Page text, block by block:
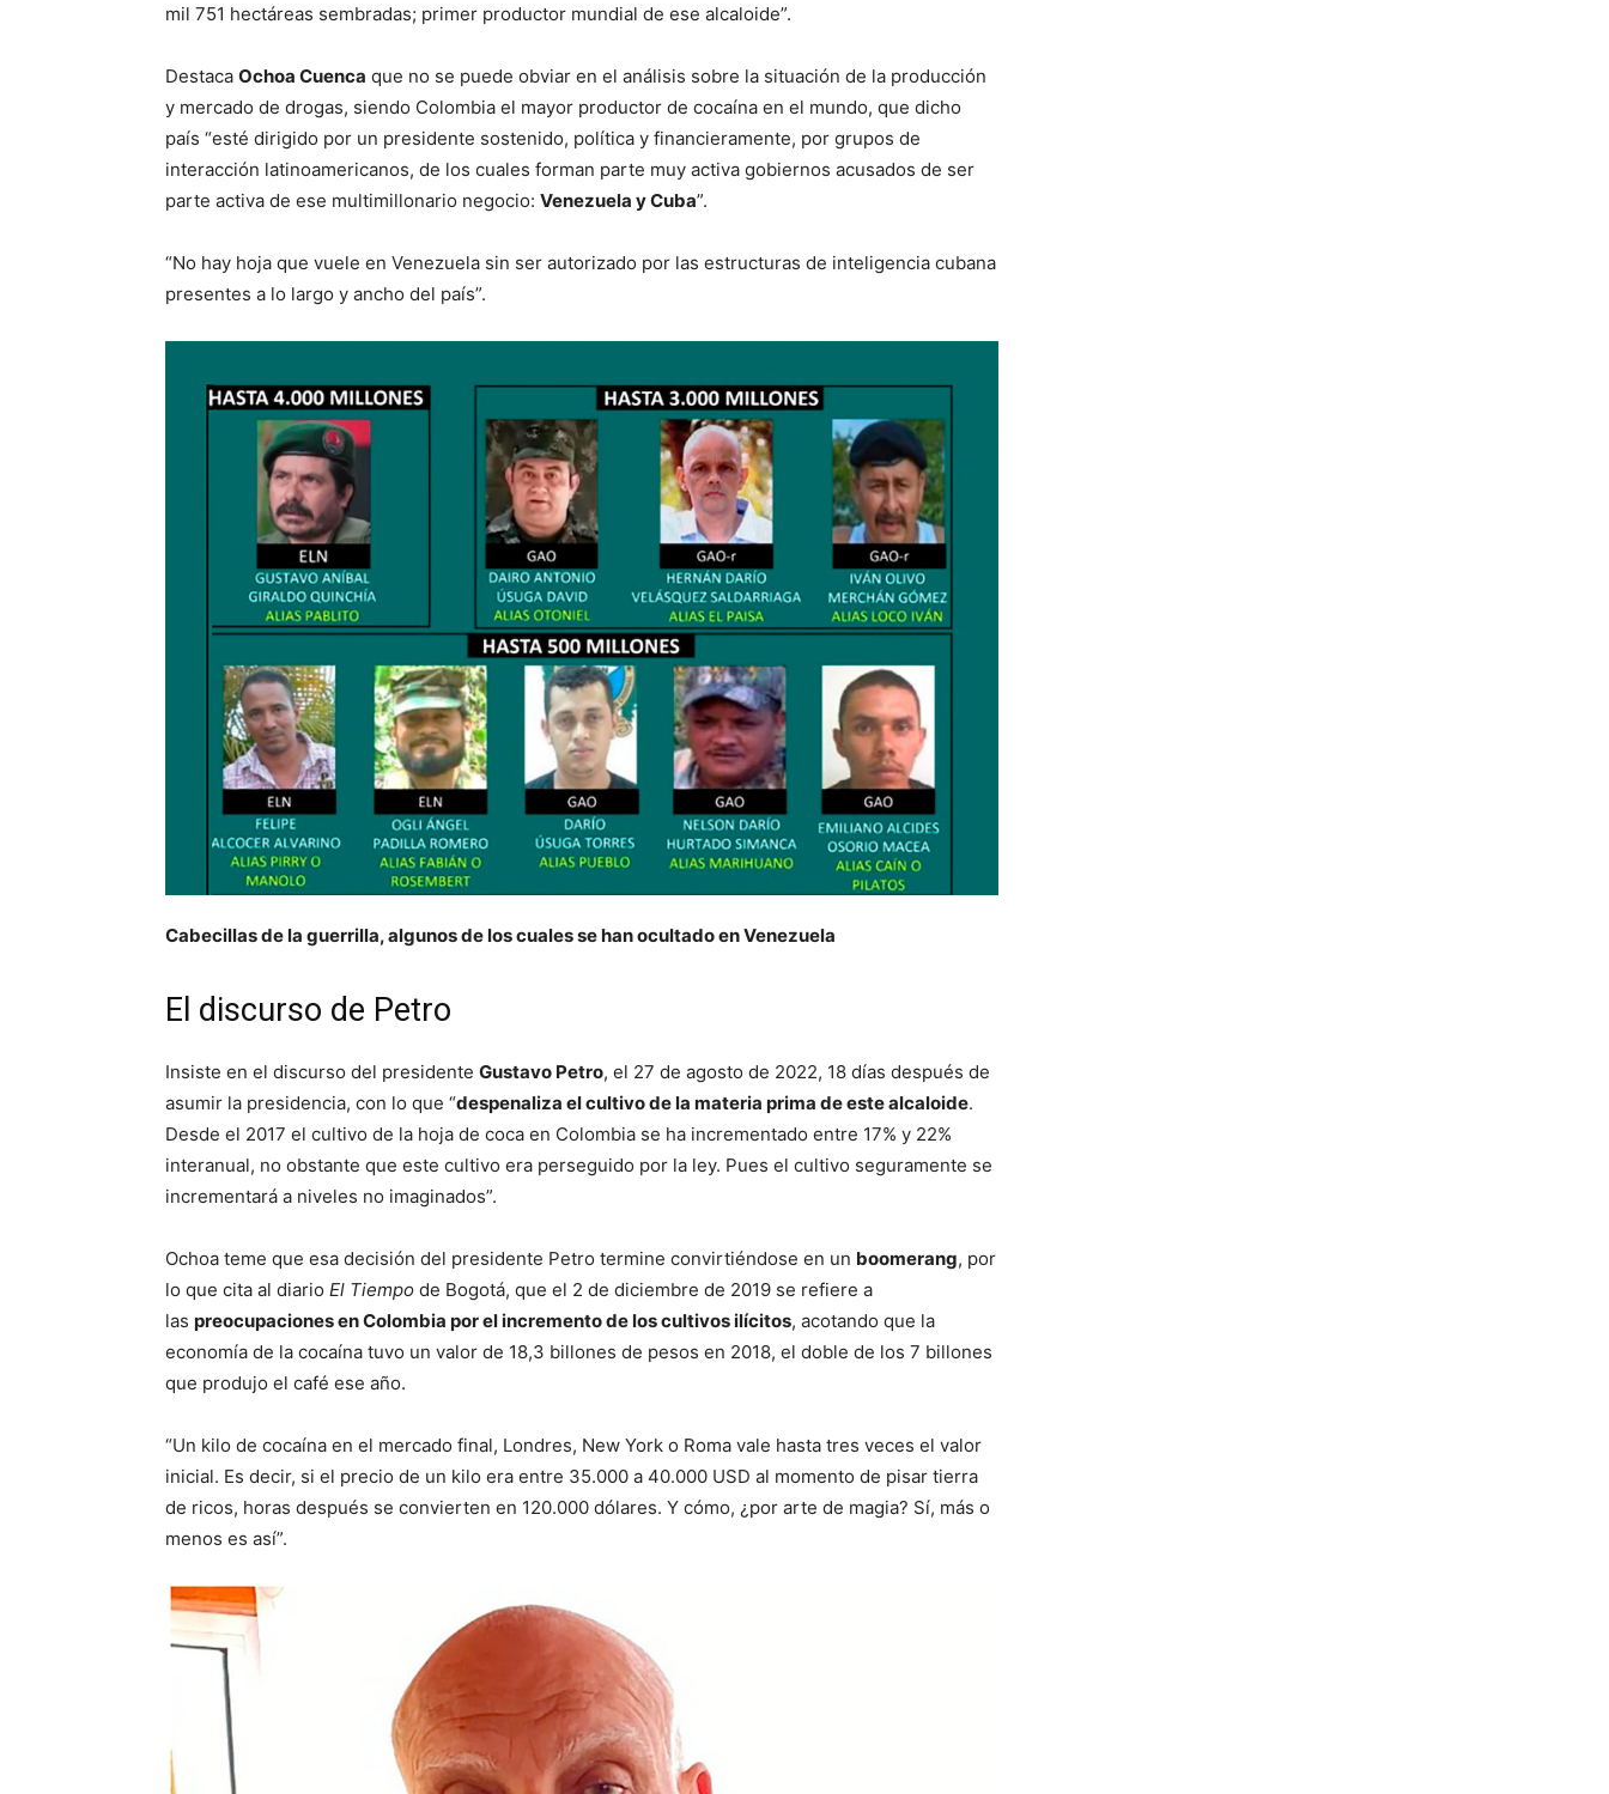
mil 751 hectáreas sembradas; primer productor mundial de ese alcaloide”.
Destaca Ochoa Cuenca que no se puede obviar en el análisis sobre la situación de la producción
y mercado de drogas, siendo Colombia el mayor productor de cocaína en el mundo, que dicho
país “esté dirigido por un presidente sostenido, política y financieramente, por grupos de
interacción latinoamericanos, de los cuales forman parte muy activa gobiernos acusados de ser
parte activa de ese multimillonario negocio: Venezuela y Cuba”.
“No hay hoja que vuele en Venezuela sin ser autorizado por las estructuras de inteligencia cubana
presentes a lo largo y ancho del país”.
Cabecillas de la guerrilla, algunos de los cuales se han ocultado en Venezuela
El discurso de Petro
Insiste en el discurso del presidente Gustavo Petro, el 27 de agosto de 2022, 18 días después de
asumir la presidencia, con lo que “despenaliza el cultivo de la materia prima de este alcaloide.
Desde el 2017 el cultivo de la hoja de coca en Colombia se ha incrementado entre 17% y 22%
interanual, no obstante que este cultivo era perseguido por la ley. Pues el cultivo seguramente se
incrementará a niveles no imaginados”.
Ochoa teme que esa decisión del presidente Petro termine convirtiéndose en un boomerang, por
lo que cita al diario El Tiempo de Bogotá, que el 2 de diciembre de 2019 se refiere a
las preocupaciones en Colombia por el incremento de los cultivos ilícitos, acotando que la
economía de la cocaína tuvo un valor de 18,3 billones de pesos en 2018, el doble de los 7 billones
que produjo el café ese año.
“Un kilo de cocaína en el mercado final, Londres, New York o Roma vale hasta tres veces el valor
inicial. Es decir, si el precio de un kilo era entre 35.000 a 40.000 USD al momento de pisar tierra
de ricos, horas después se convierten en 120.000 dólares. Y cómo, ¿por arte de magia? Sí, más o
menos es así”.